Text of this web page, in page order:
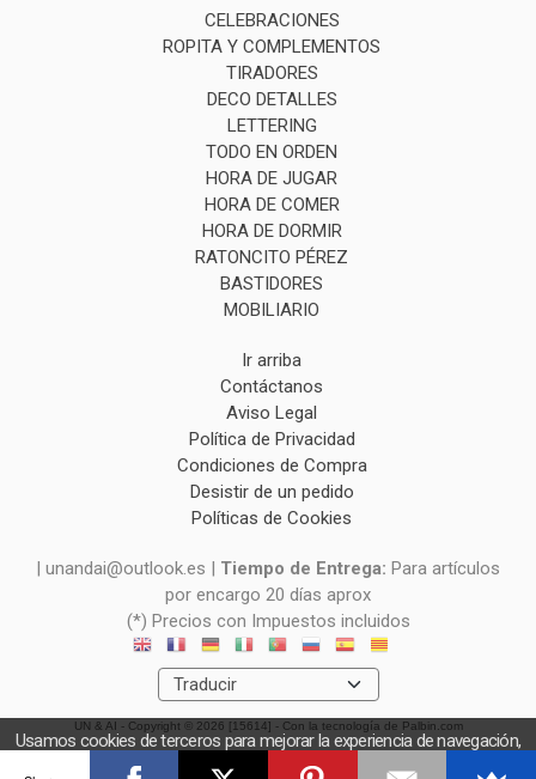
CELEBRACIONES
ROPITA Y COMPLEMENTOS
TIRADORES
DECO DETALLES
LETTERING
TODO EN ORDEN
HORA DE JUGAR
HORA DE COMER
HORA DE DORMIR
RATONCITO PÉREZ
BASTIDORES
MOBILIARIO
Ir arriba
Contáctanos
Aviso Legal
Política de Privacidad
Condiciones de Compra
Desistir de un pedido
Políticas de Cookies
| unandai@outlook.es | Tiempo de Entrega: Para artículos
por encargo 20 días aprox
(*) Precios con Impuestos incluidos
UN & AI - Copyright © 2026 [15614] - Con la tecnología de Palbin.com
Usamos cookies de terceros para mejorar la experiencia de navegación,
y obtener estadísticas anónimas. Si continúa navegando consideramos